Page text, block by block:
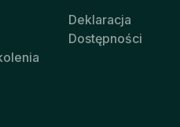
Deklaracja
Dostępności